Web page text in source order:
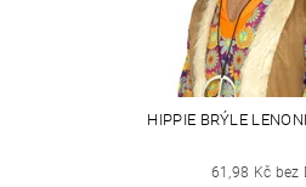
HIPPIE BRÝLE
61,98 Kč bez